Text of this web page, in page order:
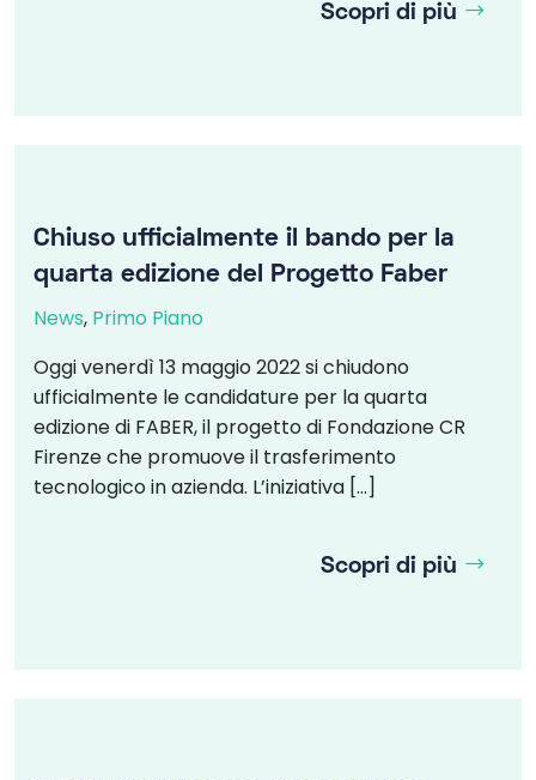
Scopri di più
Chiuso ufficialmente il bando per la
quarta edizione del Progetto Faber
News, Primo Piano
Oggi venerdì 13 maggio 2022 si chiudono
ufficialmente le candidature per la quarta
edizione di FABER, il progetto di Fondazione CR
Firenze che promuove il trasferimento
tecnologico in azienda. L’iniziativa […]
Scopri di più